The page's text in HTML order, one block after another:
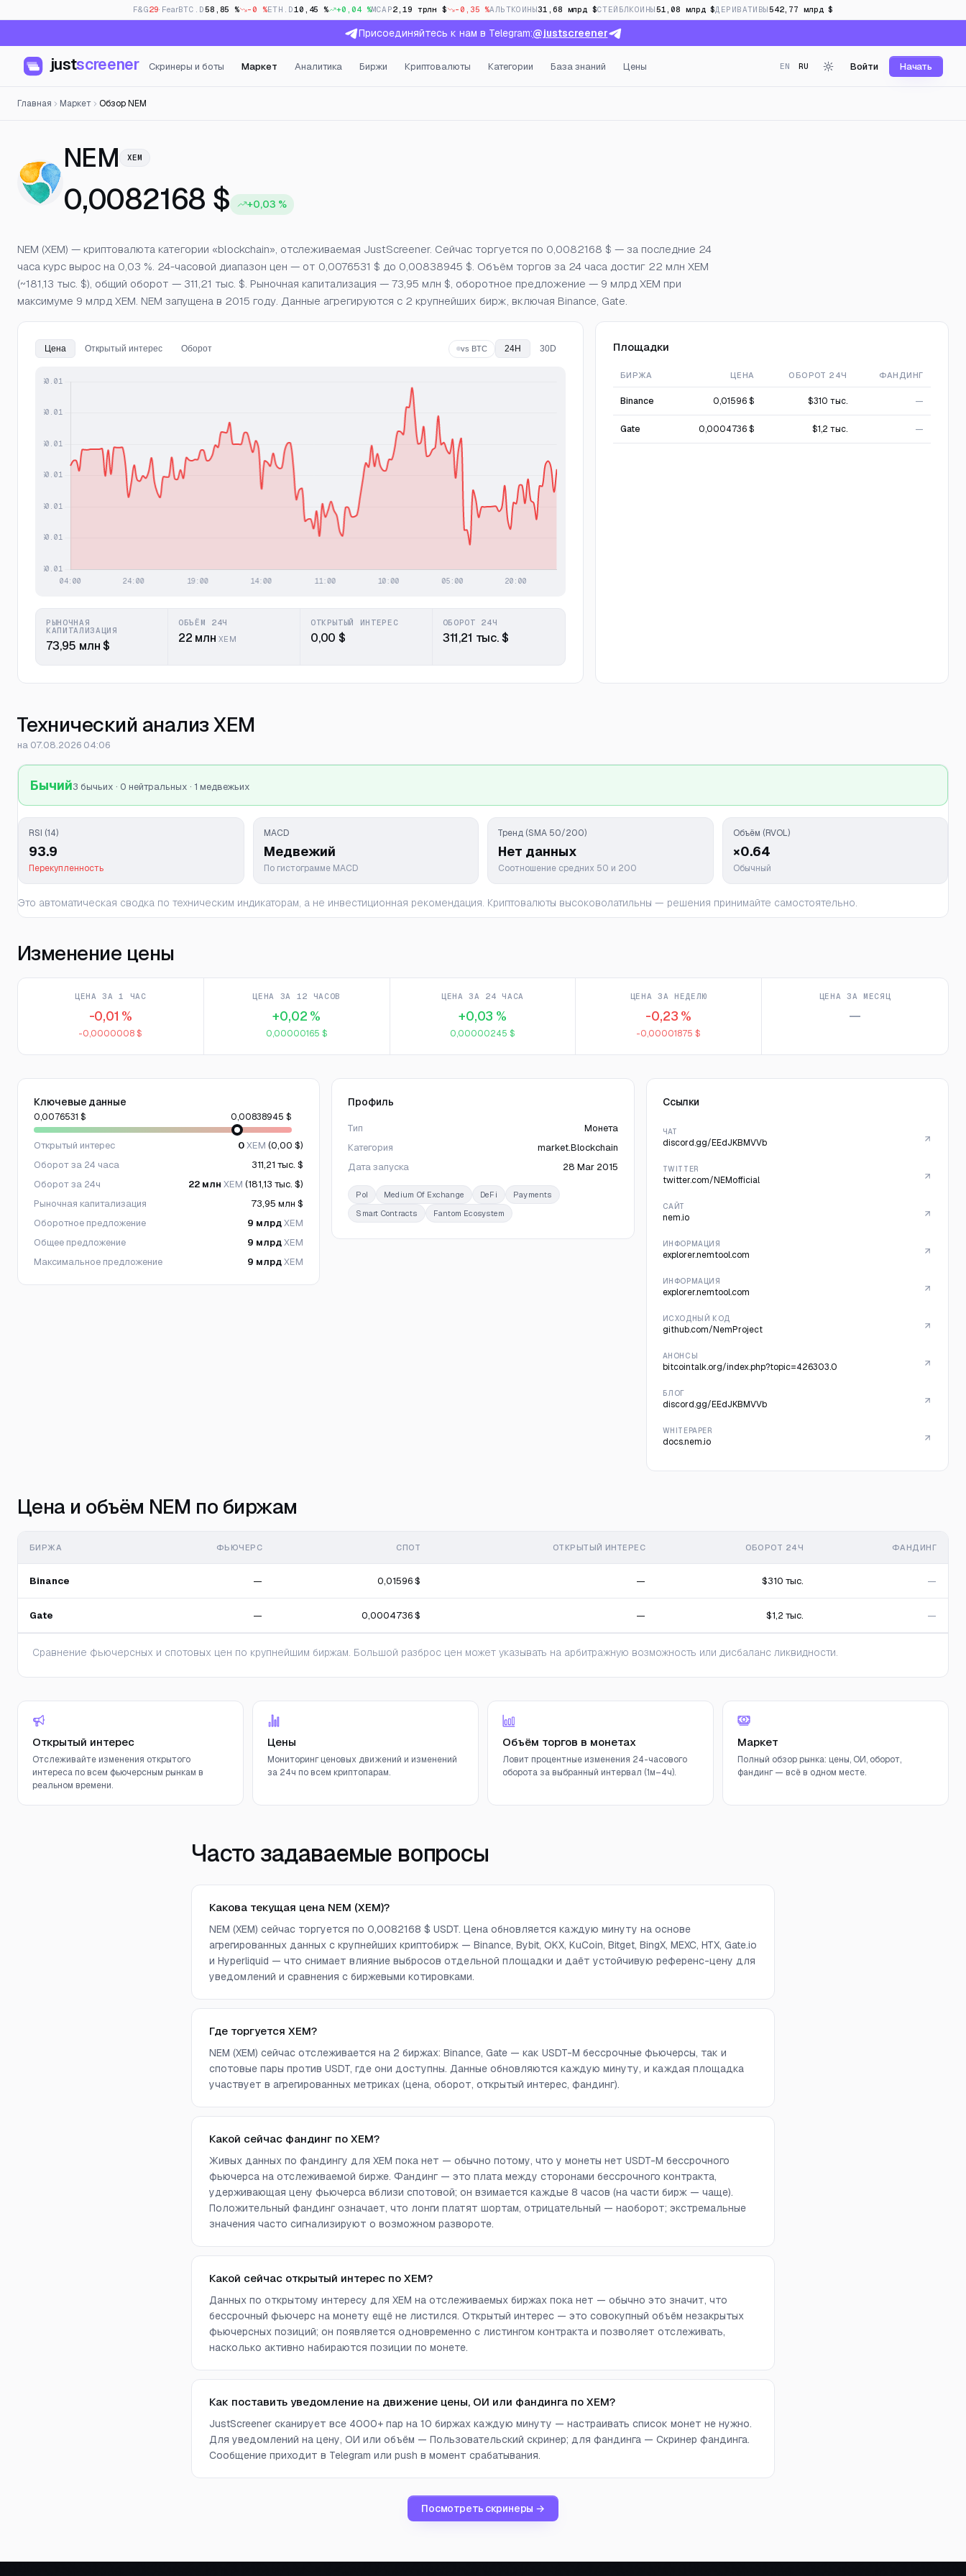
F&G29· FearBTC.D58,85 % -0 %ETH.D10,45 % +0,04 %MCAP2,19 трлн $ -0,35 %АЛЬТКОИНЫ31,68 млрд $СТЕЙБЛКОИНЫ51,08 млрд $ДЕРИВАТИВЫ542,77 млрд $
Присоединяйтесь к нам в Telegram:@justscreener
justscreener Скринеры и боты Маркет Аналитика Биржи Криптовалюты Категории База знаний Цены EN RU Войти Начать
Главная Маркет Обзор NEM
NEM — Цена, открытый интерес и фандинг в реальном времени
XEM
0,0082168 $ +0,03 %
NEM (XEM) — криптовалюта категории «blockchain», отслеживаемая JustScreener. Сейчас торгуется по 0,0082168 $ — за последние 24
часа курс вырос на 0,03 %. 24-часовой диапазон цен — от 0,0076531 $ до 0,00838945 $. Объём торгов за 24 часа достиг 22 млн XEM
(~181,13 тыс. $), общий оборот — 311,21 тыс. $. Рыночная капитализация — 73,95 млн $, оборотное предложение — 9 млрд XEM при
максимуме 9 млрд XEM. NEM запущена в 2015 году. Данные агрегируются с 2 крупнейших бирж, включая Binance, Gate.
Цена Открытый интерес Оборот vs BTC 24H 30D
РЫНОЧНАЯ
КАПИТАЛИЗАЦИЯ
73,95 млн $
ОБЪЁМ 24Ч
22 млн XEM
ОТКРЫТЫЙ ИНТЕРЕС
0,00 $
ОБОРОТ 24Ч
311,21 тыс. $
Площадки
БИРЖА ЦЕНА ОБОРОТ 24Ч ФАНДИНГ
Binance 0,01596 $ $310 тыс. —
Gate 0,0004736 $ $1,2 тыс. —
Технический анализ XEM
на 07.08.2026 04:06
Бычий3 бычьих · 0 нейтральных · 1 медвежьих
RSI (14)
93.9
Перекупленность
MACD
Медвежий
По гистограмме MACD
Тренд (SMA 50/200)
Нет данных
Соотношение средних 50 и 200
Объём (RVOL)
×0.64
Обычный
Это автоматическая сводка по техническим индикаторам, а не инвестиционная рекомендация. Криптовалюты высоковолатильны — решения принимайте самостоятельно.
Изменение цены
ЦЕНА ЗА 1 ЧАС
-0,01 %
-0,0000008 $
ЦЕНА ЗА 12 ЧАСОВ
+0,02 %
0,00000165 $
ЦЕНА ЗА 24 ЧАСА
+0,03 %
0,00000245 $
ЦЕНА ЗА НЕДЕЛЮ
-0,23 %
-0,00001875 $
ЦЕНА ЗА МЕСЯЦ
—
Ключевые данные
0,0076531 $ 0,00838945 $
Открытый интерес 0XEM (0,00 $)
Оборот за 24 часа
311,21 тыс. $
Оборот за 24ч
22 млн XEM (181,13 тыс. $)
Рыночная капитализация
73,95 млн $
Оборотное предложение
9 млрдXEM
Общее предложение
9 млрдXEM
Максимальное предложение
9 млрдXEM
Профиль
Тип
Монета
Категория
market.Blockchain
Дата запуска
28 Mar 2015
PoI Medium Of Exchange DeFi
Payments
Smart Contracts
Fantom Ecosystem
Ссылки
ЧАТ
discord.gg/EEdJKBMVVb
TWITTER
twitter.com/NEMofficial
САЙТ
nem.io
ИНФОРМАЦИЯ
explorer.nemtool.com
ИНФОРМАЦИЯ
explorer.nemtool.com
ИСХОДНЫЙ КОД
github.com/NemProject
АНОНСЫ
bitcointalk.org/index.php?topic=426303.0
БЛОГ
discord.gg/EEdJKBMVVb
WHITEPAPER
docs.nem.io
Цена и объём NEM по биржам
БИРЖА ФЬЮЧЕРС СПОТ ОТКРЫТЫЙ ИНТЕРЕС ОБОРОТ 24Ч ФАНДИНГ
Binance — 0,01596 $ — $310 тыс. —
Gate — 0,0004736 $ — $1,2 тыс. —
Сравнение фьючерсных и спотовых цен по крупнейшим биржам. Большой разброс цен может указывать на арбитражную возможность или дисбаланс ликвидности.
Открытый интерес
Отслеживайте изменения открытого
интереса по всем фьючерсным рынкам в
реальном времени.
Цены
Мониторинг ценовых движений и изменений
за 24ч по всем криптопарам.
Объём торгов в монетах
Ловит процентные изменения 24-часового
оборота за выбранный интервал (1м–4ч).
Маркет
Полный обзор рынка: цены, ОИ, оборот,
фандинг — всё в одном месте.
Часто задаваемые вопросы
Какова текущая цена NEM (XEM)?
NEM (XEM) сейчас торгуется по 0,0082168 $ USDT. Цена обновляется каждую минуту на основе
агрегированных данных с крупнейших криптобирж — Binance, Bybit, OKX, KuCoin, Bitget, BingX, MEXC, HTX, Gate.io
и Hyperliquid — что снимает влияние выбросов отдельной площадки и даёт устойчивую референс-цену для
уведомлений и сравнения с биржевыми котировками.
Где торгуется XEM?
NEM (XEM) сейчас отслеживается на 2 биржах: Binance, Gate — как USDT-M бессрочные фьючерсы, так и
спотовые пары против USDT, где они доступны. Данные обновляются каждую минуту, и каждая площадка
участвует в агрегированных метриках (цена, оборот, открытый интерес, фандинг).
Какой сейчас фандинг по XEM?
Живых данных по фандингу для XEM пока нет — обычно потому, что у монеты нет USDT-M бессрочного
фьючерса на отслеживаемой бирже. Фандинг — это плата между сторонами бессрочного контракта,
удерживающая цену фьючерса вблизи спотовой; он взимается каждые 8 часов (на части бирж — чаще).
Положительный фандинг означает, что лонги платят шортам, отрицательный — наоборот; экстремальные
значения часто сигнализируют о возможном развороте.
Какой сейчас открытый интерес по XEM?
Данных по открытому интересу для XEM на отслеживаемых биржах пока нет — обычно это значит, что
бессрочный фьючерс на монету ещё не листился. Открытый интерес — это совокупный объём незакрытых
фьючерсных позиций; он появляется одновременно с листингом контракта и позволяет отслеживать,
насколько активно набираются позиции по монете.
Как поставить уведомление на движение цены, ОИ или фандинга по XEM?
JustScreener сканирует все 4000+ пар на 10 биржах каждую минуту — настраивать список монет не нужно.
Для уведомлений на цену, ОИ или объём — Пользовательский скринер; для фандинга — Скринер фандинга.
Сообщение приходит в Telegram или push в момент срабатывания.
Посмотреть скринеры →